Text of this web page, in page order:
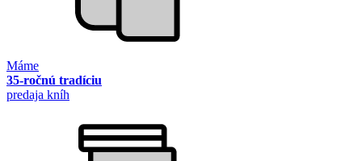
Máme
35-ročnú tradíciu
predaja kníh